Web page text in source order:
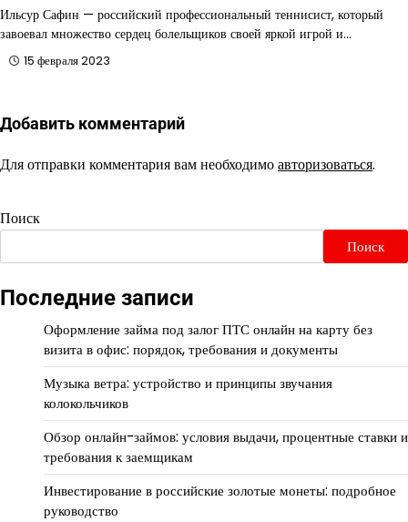
Ильсур Сафин — российский профессиональный теннисист, который
завоевал множество сердец болельщиков своей яркой игрой и…
15 февраля 2023
Добавить комментарий
Для отправки комментария вам необходимоавторизоваться.
Поиск
Поиск
Последние записи
Оформление займа под залог ПТС онлайн на карту без
визита в офис: порядок, требования и документы
Музыка ветра: устройство и принципы звучания
колокольчиков
Обзор онлайн-займов: условия выдачи, процентные ставки и
требования к заемщикам
Инвестирование в российские золотые монеты: подробное
руководство